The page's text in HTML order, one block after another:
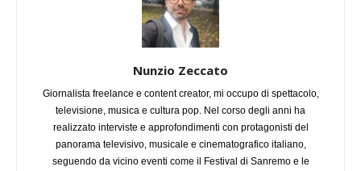
Nunzio Zeccato
Giornalista freelance e content creator, mi occupo di spettacolo,
televisione, musica e cultura pop. Nel corso degli anni ha
realizzato interviste e approfondimenti con protagonisti del
panorama televisivo, musicale e cinematografico italiano,
seguendo da vicino eventi come il Festival di Sanremo e le